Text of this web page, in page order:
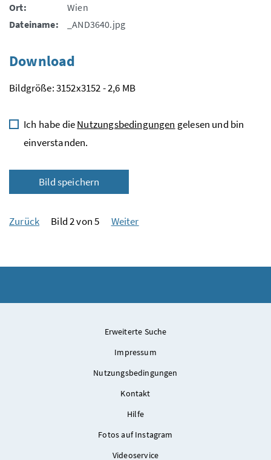
Ort:
Wien
Dateiname:
_AND3640.jpg
Download
Bildgröße: 3152x3152 - 2,6 MB
Ich habe dieNutzungsbedingungen gelesen und bin
einverstanden.
Bild speichern
Zurück Bild 2 von 5 Weiter
Erweiterte Suche
Impressum
Nutzungsbedingungen
Kontakt
Hilfe
Fotos auf Instagram
Videoservice